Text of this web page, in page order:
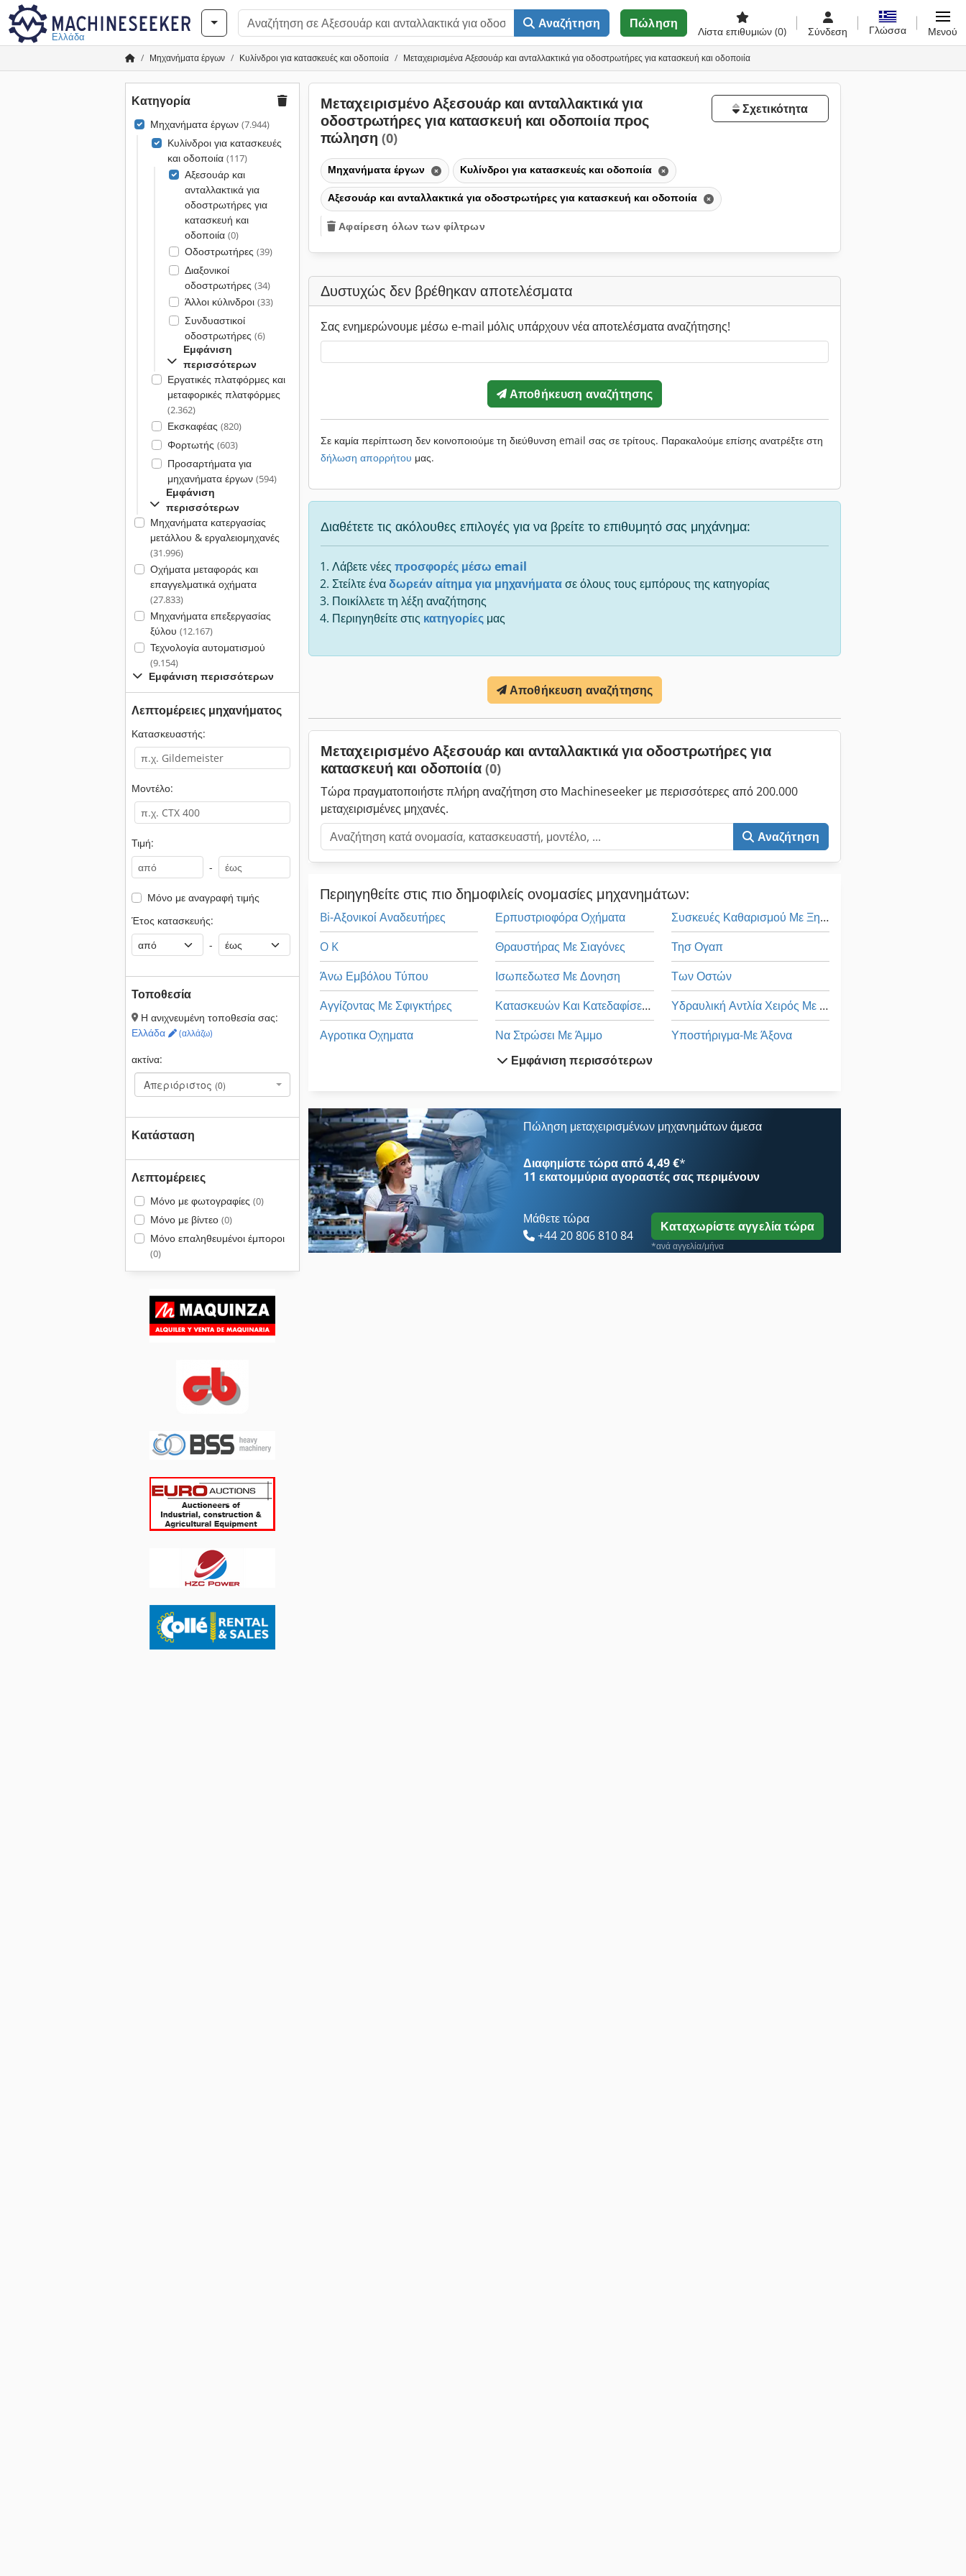
Ελλάδα
Αναζήτηση Πώληση
Λίστα επιθυμιών (0) Σύνδεση Γλώσσα Μενού
Μηχανήματα έργων Κυλίνδροι για κατασκευές και οδοποιία Μεταχειρισμένα Αξεσουάρ και ανταλλακτικά για οδοστρωτήρες για κατασκευή και οδοποιία
Κατηγορία
Μηχανήματα έργων (7.944)
Κυλίνδροι για κατασκευές
και οδοποιία (117)
Αξεσουάρ και
ανταλλακτικά για
οδοστρωτήρες για
κατασκευή και
οδοποιία (0)
Οδοστρωτήρες (39)
Διαξονικοί
οδοστρωτήρες (34)
Άλλοι κύλινδροι (33)
Συνδυαστικοί
οδοστρωτήρες (6)
Εμφάνιση
περισσότερων
Εργατικές πλατφόρμες και
μεταφορικές πλατφόρμες
(2.362)
Εκσκαφέας (820)
Φορτωτής (603)
Προσαρτήματα για
μηχανήματα έργων (594)
Εμφάνιση
περισσότερων
Μηχανήματα κατεργασίας
μετάλλου & εργαλειομηχανές
(31.996)
Οχήματα μεταφοράς και
επαγγελματικά οχήματα
(27.833)
Μηχανήματα επεξεργασίας
ξύλου (12.167)
Τεχνολογία αυτοματισμού
(9.154)
Εμφάνιση περισσότερων
Λεπτομέρειες μηχανήματος
Κατασκευαστής:
Μοντέλο:
Τιμή:
-
Μόνο με αναγραφή τιμής
Έτος κατασκευής:
-
Τοποθεσία
Η ανιχνευμένη τοποθεσία σας:
Ελλάδα
(αλλάζω)
ακτίνα:
Απεριόριστος (0)
Κατάσταση
Λεπτομέρειες
Μόνο με φωτογραφίες (0)
Μόνο με βίντεο (0)
Μόνο επαληθευμένοι έμποροι
(0)
Μεταχειρισμένο Αξεσουάρ και ανταλλακτικά για
οδοστρωτήρες για κατασκευή και οδοποιία προς
πώληση (0)
Σχετικότητα
Μηχανήματα έργων Κυλίνδροι για κατασκευές και οδοποιία
Αξεσουάρ και ανταλλακτικά για οδοστρωτήρες για κατασκευή και οδοποιία
Αφαίρεση όλων των φίλτρων
Δυστυχώς δεν βρέθηκαν αποτελέσματα
Σας ενημερώνουμε μέσω e-mail μόλις υπάρχουν νέα αποτελέσματα αναζήτησης!
Αποθήκευση αναζήτησης
Σε καμία περίπτωση δεν κοινοποιούμε τη διεύθυνση email σας σε τρίτους. Παρακαλούμε επίσης ανατρέξτε στη
δήλωση απορρήτου μας.
Διαθέτετε τις ακόλουθες επιλογές για να βρείτε το επιθυμητό σας μηχάνημα:
Λάβετε νέες προσφορές μέσω email
Στείλτε έναδωρεάν αίτημα για μηχανήματασε όλους τους εμπόρους της κατηγορίας
Ποικίλλετε τη λέξη αναζήτησης
Περιηγηθείτε στις κατηγορίες μας
Αποθήκευση αναζήτησης
Μεταχειρισμένο Αξεσουάρ και ανταλλακτικά για οδοστρωτήρες για
κατασκευή και οδοποιία (0)
Τώρα πραγματοποιήστε πλήρη αναζήτηση στο Machineseeker με περισσότερες από 200.000
μεταχειρισμένες μηχανές.
Αναζήτηση
Περιηγηθείτε στις πιο δημοφιλείς ονομασίες μηχανημάτων:
Bi-Αξονικοί Αναδευτήρες
O K
Άνω Εμβόλου Τύπου
Αγγίζοντας Με Σφιγκτήρες
Αγροτικα Οχηματα
Είδα Άξονα Διαμέτρου 30 Mm
Ερπυστριοφόρα Οχήματα
Θραυστήρας Με Σιαγόνες
Ισωπεδωτεσ Με Δονηση
Κατασκευών Και Κατεδαφίσεων
Να Στρώσει Με Άμμο
Οδηγηση
Οχήματα Διάσωσης
Συσκευές Καθαρισμού Με Ξηρό Ατμό
Τησ Ογαπ
Των Οστών
Υδραυλική Αντλία Χειρός Με Κύλινδρο
Υποστήριγμα-Με Άξονα
Εμφάνιση περισσότερων
Πώληση μεταχειρισμένων μηχανημάτων άμεσα
Διαφημίστε τώρα από 4,49 €*
11 εκατομμύρια αγοραστέςσας περιμένουν
Μάθετε τώρα
+44 20 806 810 84
Καταχωρίστε αγγελία τώρα
*ανά αγγελία/μήνα